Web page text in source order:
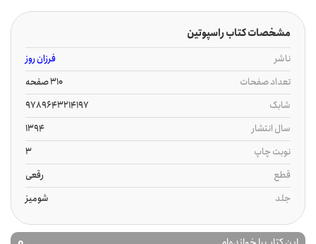
مشخصات کتاب راسپوتین
ناشر
فرزان روز
تعداد صفحات
310 صفحه
شابک
9789643214197
سال انتشار
1394
نوبت چاپ
3
قطع
رقعی
جلد
شومیز